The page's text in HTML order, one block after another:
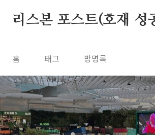
리스본 포스트(호재 성
홈 태그 방명록